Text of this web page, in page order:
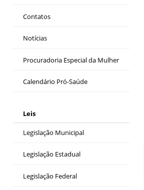
Contatos
Notícias
Procuradoria Especial da Mulher
Calendário Pró-Saúde
Leis
Legislação Municipal
Legislação Estadual
Legislação Federal